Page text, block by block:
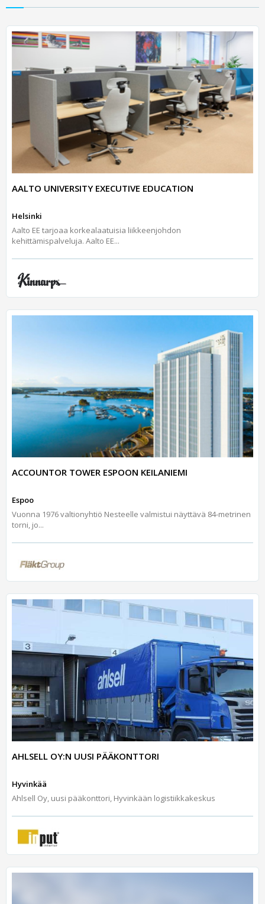
AALTO UNIVERSITY EXECUTIVE EDUCATION
Helsinki
Aalto EE tarjoaa korkealaatuisia liikkeenjohdon
kehittämispalveluja. Aalto EE...
ACCOUNTOR TOWER ESPOON KEILANIEMI
Espoo
Vuonna 1976 valtionyhtiö Nesteelle valmistui näyttävä 84-metrinen
torni, jo...
AHLSELL OY:N UUSI PÄÄKONTTORI
Hyvinkää
Ahlsell Oy, uusi pääkonttori, Hyvinkään logistiikkakeskus